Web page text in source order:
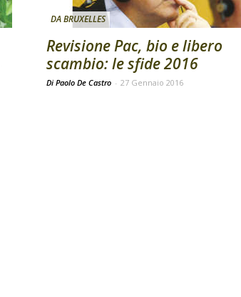
DA BRUXELLES
Revisione Pac, bio e libero
scambio: le sfide 2016
Di Paolo De Castro - 27 Gennaio 2016